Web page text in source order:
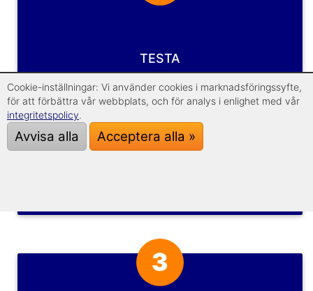
TESTA
2
3
Cookie-inställningar: Vi använder cookies i marknadsföringssyfte,
för att förbättra vår webbplats, och för analys i enlighet med vår
integritetspolicy.
Avvisa alla Acceptera alla »